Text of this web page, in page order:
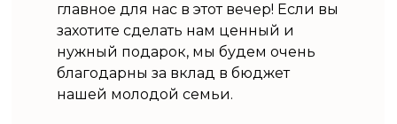
главное для нас в этот вечер! Если вы
захотите сделать нам ценный и
нужный подарок, мы будем очень
благодарны за вклад в бюджет
нашей молодой семьи.